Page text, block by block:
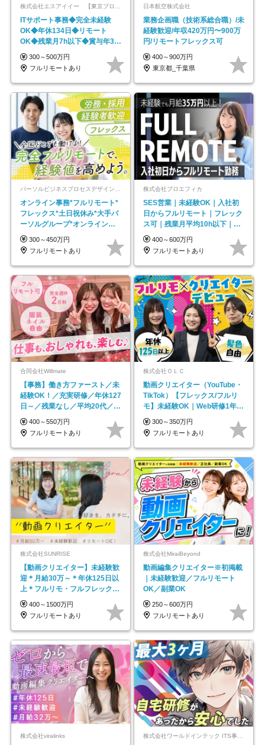
株式会社エスアイイー 【東京プロマーケット上場】
ITサポート事務◆完全未経験
OK◆年休134日◆リモート
OK◆残業月7h以下◆賞与年3回
◆5年目まで必ず昇給
300～500万円
フルリモートあり
日本航空株式会社
業務企画職（技術系総合職）/未
経験歓迎/年収420万円〜900万
円/リモートフレックス可
400～900万円
東京都_千葉県
オンライン事務*フルリモート*
フレックス*土日祝休み*大手パ
ーソルグループ*オンライン面
接*30～40代活躍中
300～450万円
フルリモートあり
株式会社プロエフィカ
SES営業｜未経験OK｜入社初
日からフルリモート｜フレック
ス可｜残業月平均10h以下｜事
業立ち上げメンバー
400～600万円
フルリモートあり
合同会社Willmate
【事務】働き方ファースト／未
経験OK！／充実研修／年休127
日～／残業なし／平均20代／リ
モートOK
400～550万円
フルリモートあり
株式会社ＯＬＣ
動画クリエイター（YouTube・
TikTok）【フレックス/フルリ
モ】未経験OK｜Web研修1年間
｜副業OK
300～350万円
フルリモートあり
株式会社SUNRISE
【動画クリエイター】未経験歓
迎＊月給30万～＊年休125日以
上＊フルリモ・フルフレックス
◆10名の採用が決定◆
400～1500万円
フルリモートあり
株式会社MiraiBeyond
動画編集クリエイター※初掲載
｜未経験歓迎／フルリモート
OK／副業OK
250～600万円
フルリモートあり
株式会社viralinks 株式会社ワールドインテック ITS事業部【東証プライム上場グループ】